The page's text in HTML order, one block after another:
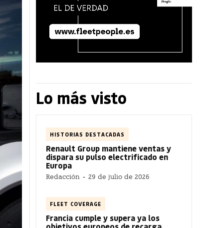
Lo más visto
HISTORIAS DESTACADAS
Renault Group mantiene ventas y
dispara su pulso electrificado en
Europa
Redacción - 29 de julio de 2026
FLEET COVERAGE
Francia cumple y supera ya los